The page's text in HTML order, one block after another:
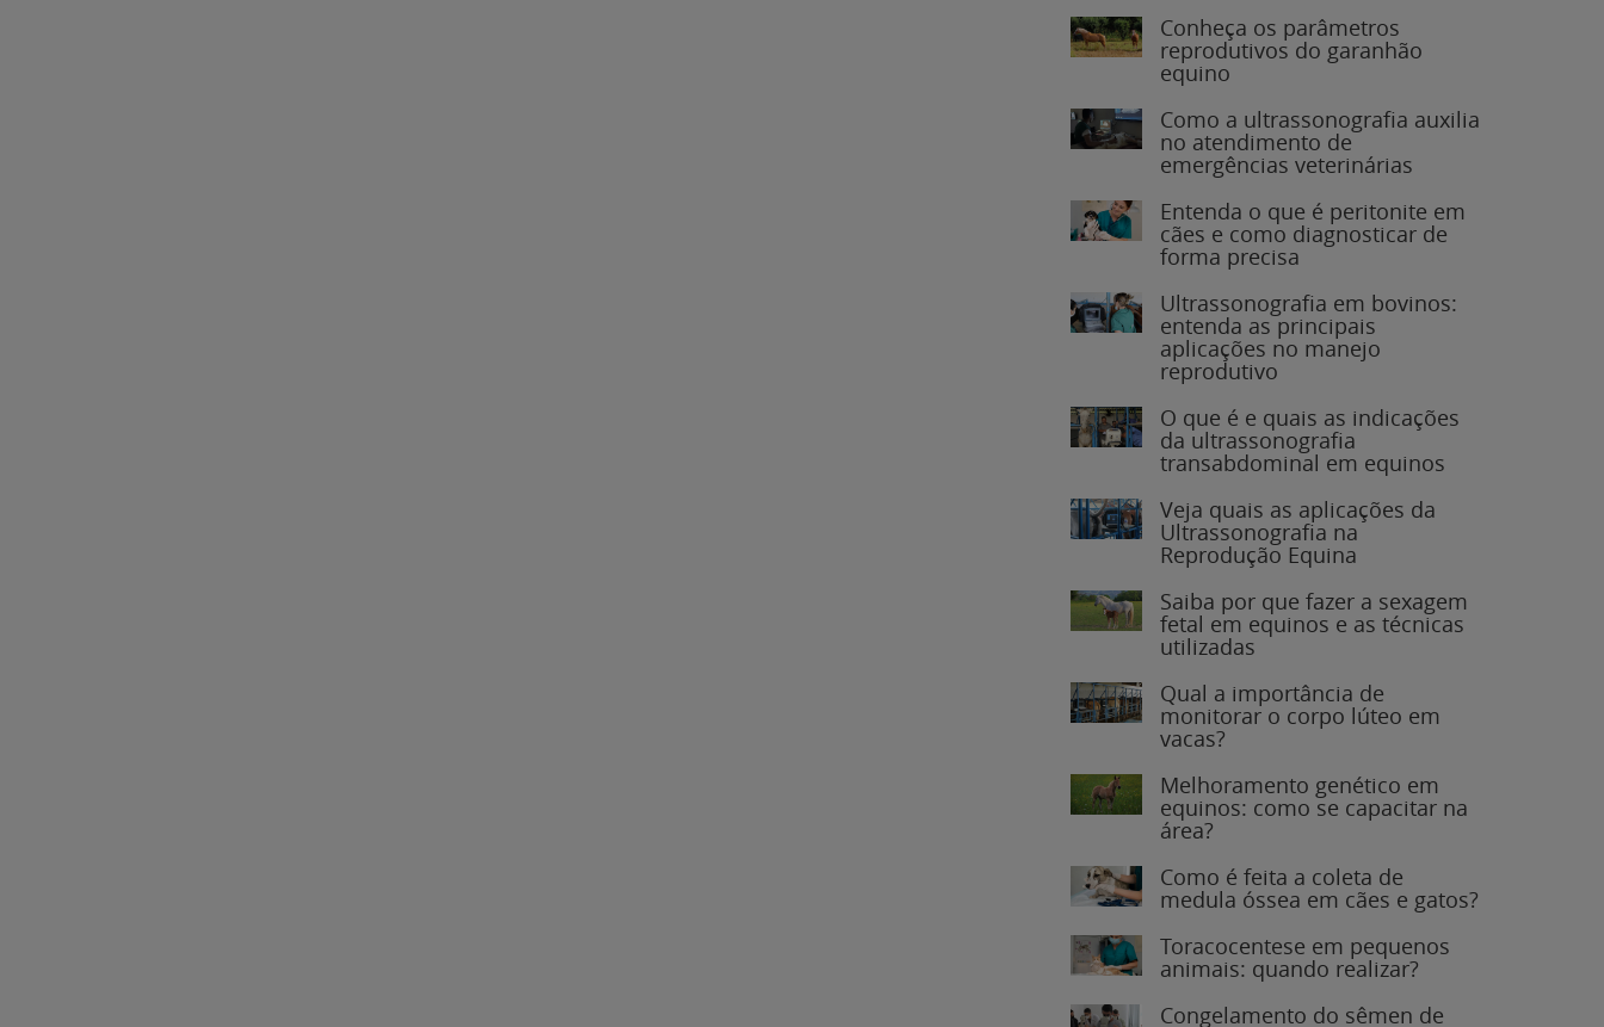
Conheça os parâmetros
reprodutivos do garanhão
equino
Como a ultrassonografia auxilia
no atendimento de
emergências veterinárias
Entenda o que é peritonite em
cães e como diagnosticar de
forma precisa
Ultrassonografia em bovinos:
entenda as principais
aplicações no manejo
reprodutivo
O que é e quais as indicações
da ultrassonografia
transabdominal em equinos
Veja quais as aplicações da
Ultrassonografia na
Reprodução Equina
Saiba por que fazer a sexagem
fetal em equinos e as técnicas
utilizadas
Qual a importância de
monitorar o corpo lúteo em
vacas?
Melhoramento genético em
equinos: como se capacitar na
área?
Como é feita a coleta de
medula óssea em cães e gatos?
Toracocentese em pequenos
animais: quando realizar?
Congelamento do sêmen de